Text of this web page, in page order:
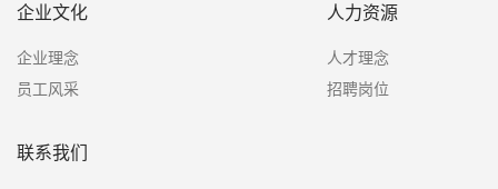
企业文化
企业理念
员工风采
人力资源
人才理念
招聘岗位
联系我们